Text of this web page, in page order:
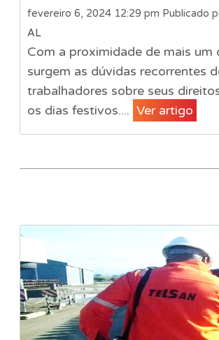
fevereiro 6, 2024 12:29 pm Publicado
AL
Com a proximidade de mais um
surgem as dúvidas recorrentes
trabalhadores sobre seus
os dias festivos.... Ver artigo